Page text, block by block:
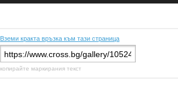
Вземи кракта връзка към тази страница
копирайте маркирания текст